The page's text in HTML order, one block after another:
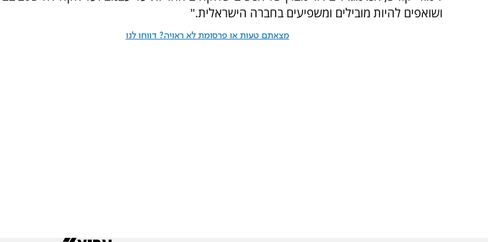
ושואפים להיות מובילים ומשפיעים בחברה הישראלית."
מצאתם טעות או פרסומת לא ראויה? דווחו לנו